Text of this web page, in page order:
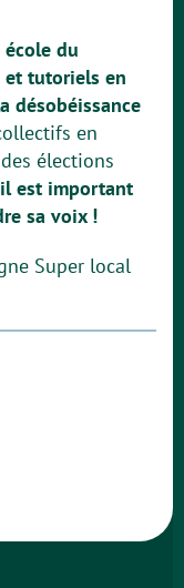
école du
et tutoriels en
désobéissance
en
élections
est important
sa voix !
Super local